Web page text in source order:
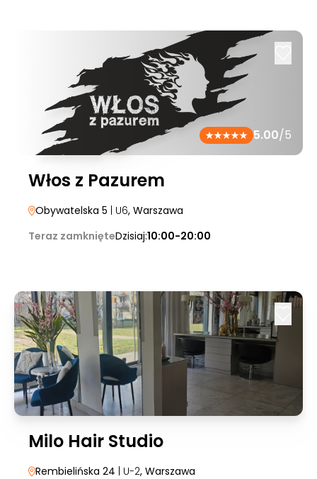
5.00/5
Włos z Pazurem
Obywatelska 5 | U6, Warszawa
Teraz zamknięteDzisiaj:10:00-20:00
Milo Hair Studio
Rembielińska 24 | U-2, Warszawa